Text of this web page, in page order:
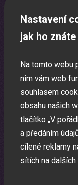
Nastavení
jak ho znáte
Na tomto webu
nim vám web
souhlasem
obsahu našich
tlačítko „V
a předáním
cílené reklamy
sítích na dalších